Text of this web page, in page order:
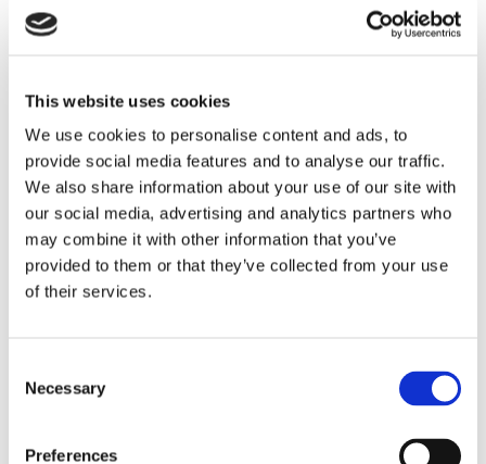
This website uses cookies
We use cookies to personalise content and ads, to
provide social media features and to analyse our traffic.
We also share information about your use of our site with
our social media, advertising and analytics partners who
may combine it with other information that you’ve
provided to them or that they’ve collected from your use
of their services.
Selection
Necessary
Preferences
2025, elle conjugue le charme authentique d’une
résidence d’époque avec le confort moderne : six
Pensée pour accueillir jusqu’à vingt personnes, elle
offre un cadre privilégié pour des séjours exclusifs,
mêlant tranquillité, nature et art de vivre italien.
À l’extérieur, la villa s’ouvre sur un vaste parc de 4 500
m², où arbres anciens, pelouses soignées et coins
ombragés créent une atmosphère paisible. La grande
piscine scintillante doté de plage avec hydromassage,
entourée d’espaces détente, invite aussi bien au
du soleil du Salento ou organiser des événements
L’intérieur révèle des espaces élégants et lumineux, où